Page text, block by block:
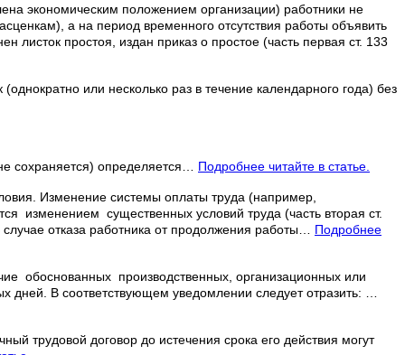
экономическим положением организации) работники не
а на период временного отсутствия работы объявить
простоя, издан приказ о простое (часть первая ст. 133
или несколько раз в течение календарного года) без
сохраняется) определяется… Подробнее читайте в статье.
Изменение системы оплаты труда (например,
существенных условий труда (часть вторая ст.
отказа работника от продолжения работы… Подробнее
обоснованных производственных, организационных или
В соответствующем уведомлении следует отразить: …
трудовой договор до истечения срока его действия могут